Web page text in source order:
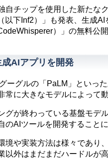
チップを使用した新たな
下Inf2）」も発表、生成
）」の無料公開
AIアプリを開発
グルの「PaLM」といっ
に大きなモデルによって動
が終わっている基盤モデ
AIツールを開発することに
や実装方法は様々であり
外はまだまだハードルが